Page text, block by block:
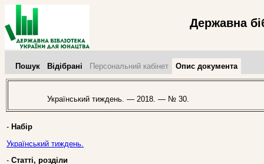
Державна
Пошук Відібрані Персональний кабінет Опис документа
Український тиждень. — 2018. — № 30.
- Набір
Український тиждень.
- Статті, розділи